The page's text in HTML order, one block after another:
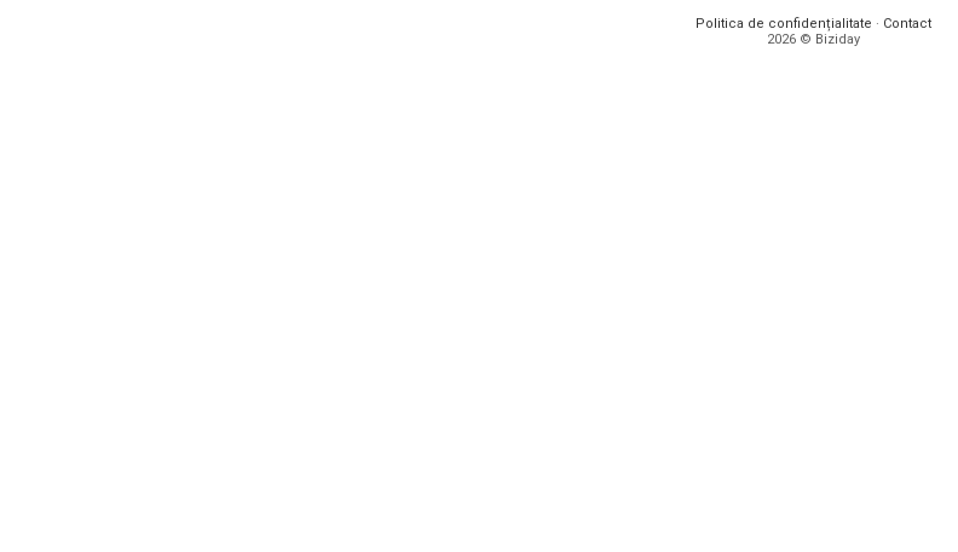
Politica de confidențialitate · Contact
2026 © Biziday